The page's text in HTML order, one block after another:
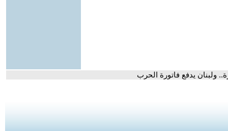
ولبنان يدفع فاتورة الحرب